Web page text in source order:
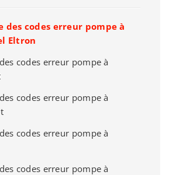
des codes erreur pompe à
Eltron
codes erreur pompe à
codes erreur pompe à
codes erreur pompe à
codes erreur pompe à